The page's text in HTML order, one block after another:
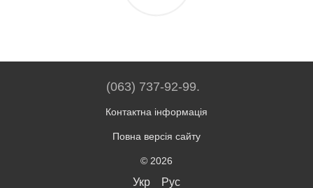
(063) 737-92-99.
Контактна інформація
Повна версія сайту
© 2026
Укр Рус